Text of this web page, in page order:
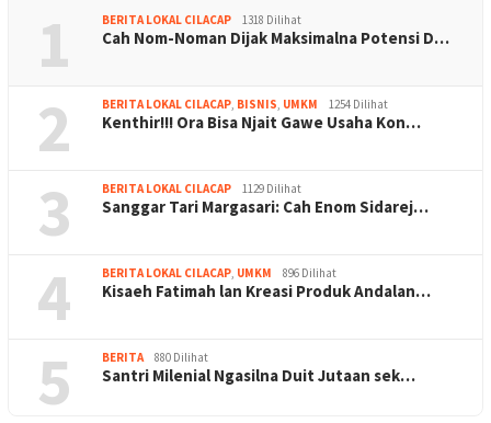
1 BERITA LOKAL CILACAP 1318 Dilihat
Cah Nom-Noman Dijak Maksimalna Potensi D…
2 BERITA LOKAL CILACAP, BISNIS, UMKM 1254 Dilihat
Kenthir!!! Ora Bisa Njait Gawe Usaha Kon…
3 BERITA LOKAL CILACAP 1129 Dilihat
Sanggar Tari Margasari: Cah Enom Sidarej…
4 BERITA LOKAL CILACAP, UMKM 896 Dilihat
Kisaeh Fatimah lan Kreasi Produk Andalan…
5 BERITA 880 Dilihat
Santri Milenial Ngasilna Duit Jutaan sek…